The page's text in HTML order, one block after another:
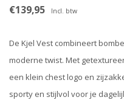
€139,95 Incl. btw
De Kjel Vest combineert
moderne twist. Met
een klein chest logo en
sporty en stijlvol voor je